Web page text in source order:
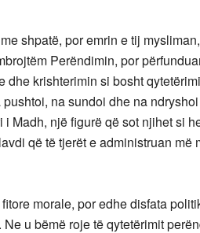
shpatë, por emrin e tij mysliman,
Perëndimin, por
krishterimin si bosht
na sundoi dhe na
Madh, një figurë që sot njihet si
që të tjerët e administruan më
morale, por edhe disfata
u bëmë roje të qytetërimit